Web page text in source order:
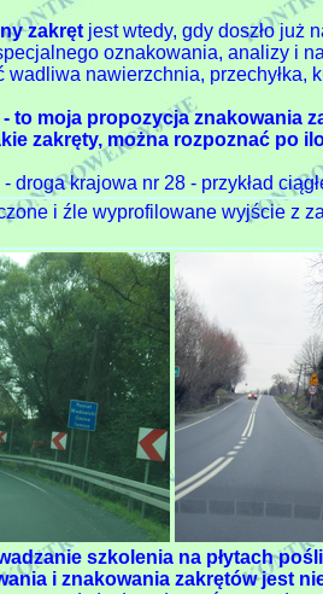
zakręt jest wtedy, gdy doszło już
oznakowania, analizy i
wadliwa nawierzchnia,
- to moja propozycja znakowania
zakręty, można rozpoznać po
droga krajowa nr 28 - przykład
i źle wyprofilowane wyjście z
szkolenia na płytach
i znakowania zakrętów jest